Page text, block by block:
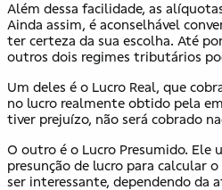
Além dessa facilidade, as
Ainda assim, é aconselhável
ter certeza da sua escolha. Até
outros dois regimes tributários
Um deles é o Lucro Real, que
no lucro realmente obtido pela
tiver prejuízo, não será cobrado
O outro é o Lucro Presumido.
presunção de lucro para calcular o
ser interessante, dependendo da